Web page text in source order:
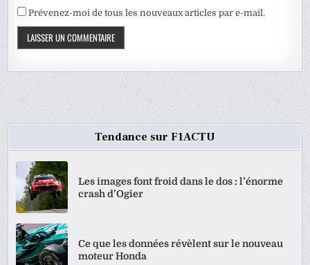
Prévenez-moi de tous les nouveaux articles par e-mail.
Tendance sur F1ACTU
Les images font froid dans le dos : l’énorme
crash d’Ogier
Ce que les données révèlent sur le nouveau
moteur Honda